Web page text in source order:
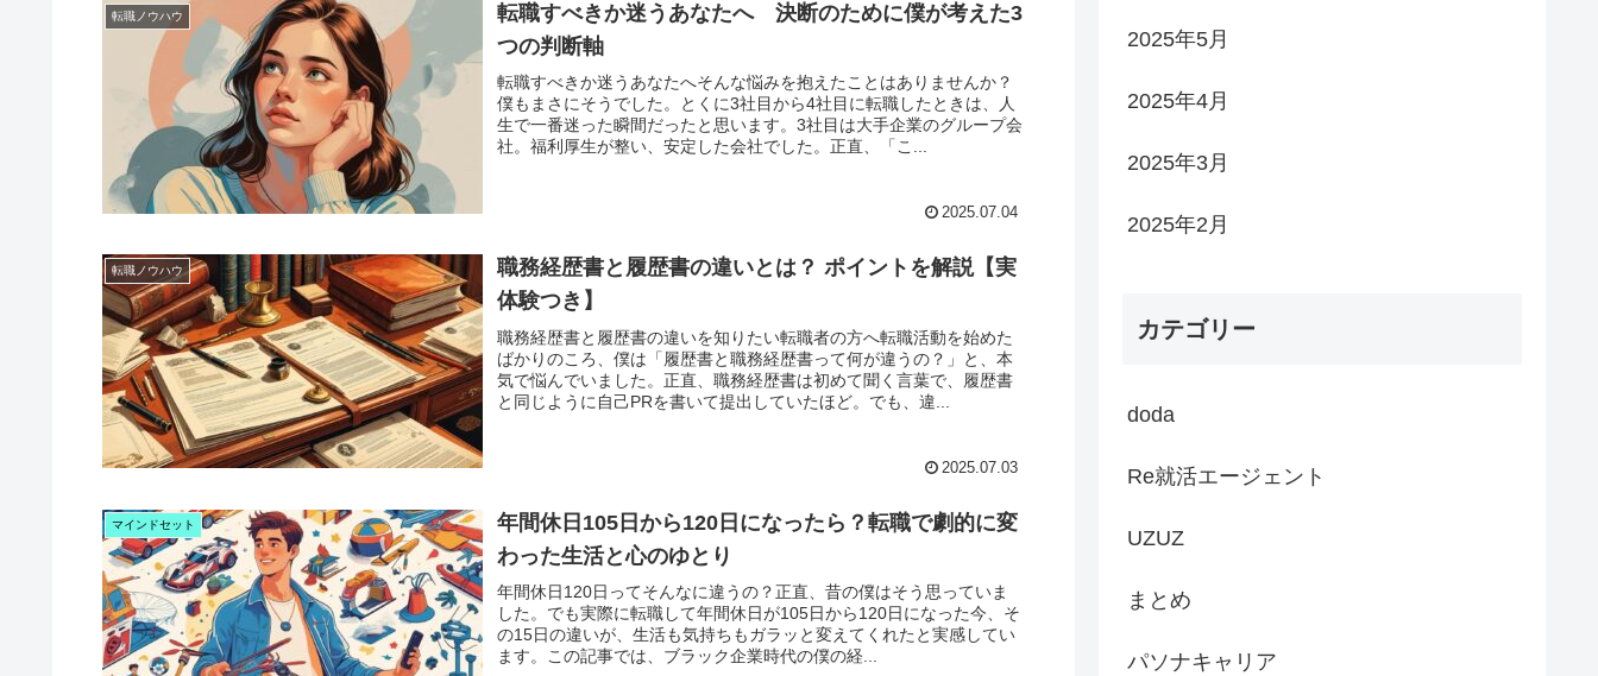
転職ノウハウ
転職すべきか迷うあなたへ 決断のために僕が考えた3
つの判断軸
転職すべきか迷うあなたへそんな悩みを抱えたことはありませんか？
僕もまさにそうでした。とくに3社目から4社目に転職したときは、人
生で一番迷った瞬間だったと思います。3社目は大手企業のグループ会
社。福利厚生が整い、安定した会社でした。正直、「こ...
2025.07.04
転職ノウハウ
職務経歴書と履歴書の違いとは？ ポイントを解説【実
体験つき】
職務経歴書と履歴書の違いを知りたい転職者の方へ転職活動を始めた
ばかりのころ、僕は「履歴書と職務経歴書って何が違うの？」と、本
気で悩んでいました。正直、職務経歴書は初めて聞く言葉で、履歴書
と同じように自己PRを書いて提出していたほど。でも、違...
2025.07.03
マインドセット
年間休日105日から120日になったら？転職で劇的に変
わった生活と心のゆとり
年間休日120日ってそんなに違うの？正直、昔の僕はそう思っていま
した。でも実際に転職して年間休日が105日から120日になった今、そ
の15日の違いが、生活も気持ちもガラッと変えてくれたと実感してい
ます。この記事では、ブラック企業時代の僕の経...
2025年5月
2025年4月
2025年3月
2025年2月
カテゴリー
doda
Re就活エージェント
UZUZ
まとめ
パソナキャリア